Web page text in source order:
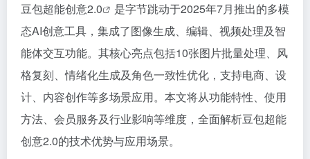
豆包超能创意2.0
是字节跳动于2025年7月推出的多模
态AI创意工具，集成了图像生成、编辑、视频处理及智
能体交互功能。其核心亮点包括10张图片批量处理、风
格复刻、情绪化生成及角色一致性优化，支持电商、设
计、内容创作等多场景应用。本文将从功能特性、使用
方法、会员服务及行业影响等维度，全面解析豆包超能
创意2.0的技术优势与应用场景。